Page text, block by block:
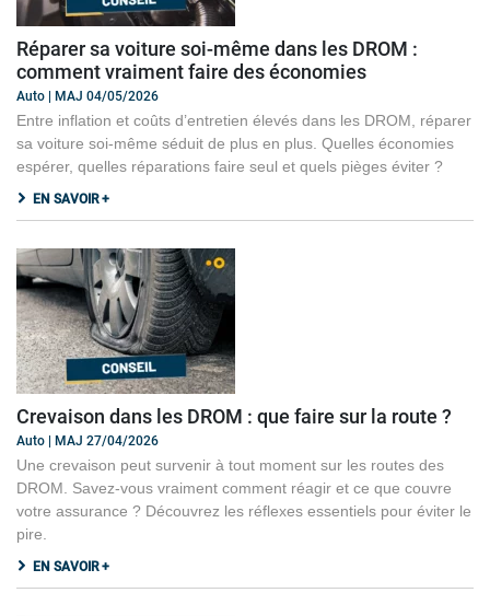
Réparer sa voiture soi-même dans les DROM :
comment vraiment faire des économies
Auto | MAJ 04/05/2026
Entre inflation et coûts d’entretien élevés dans les DROM, réparer
sa voiture soi-même séduit de plus en plus. Quelles économies
espérer, quelles réparations faire seul et quels pièges éviter ?
EN SAVOIR +
Crevaison dans les DROM : que faire sur la route ?
Auto | MAJ 27/04/2026
Une crevaison peut survenir à tout moment sur les routes des
DROM. Savez-vous vraiment comment réagir et ce que couvre
votre assurance ? Découvrez les réflexes essentiels pour éviter le
pire.
EN SAVOIR +